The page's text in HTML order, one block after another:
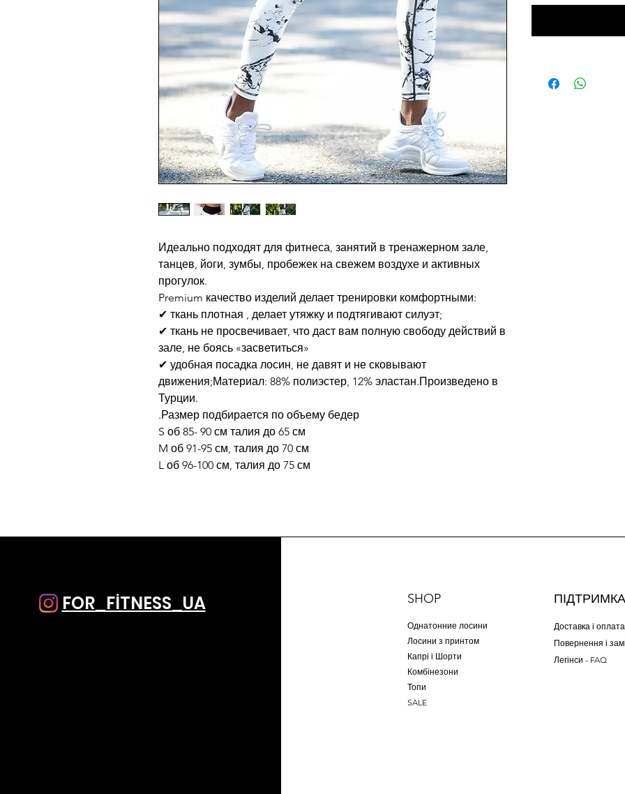
Идеально подходят для фитнеса, занятий в тренажерном зале,
танцев, йоги, зумбы, пробежек на свежем воздухе и активных
прогулок.
Premium качество изделий делает тренировки комфортными:
✔ ткань плотная , делает утяжку и подтягивают силуэт;
✔ ткань не просвечивает, что даст вам полную свободу действий в
зале, не боясь «засветиться»
✔ удобная посадка лосин, не давят и не сковывают
движения;Материал: 88% полиэстер, 12% эластан.Произведено в
Турции.
.Размер подбирается по объему бедер
S об 85- 90 см талия до 65 см
M об 91-95 см, талия до 70 см
L об 96-100 см, талия до 75 см
FOR_FİTNESS_UA SHOP
Однатонние лосини
Лосини з принтом
Капрі і Шорти
Комбінезони
Топи
SALE
ПІДТРИМКА
Доставка і оплата
Повернення і
Легінси - FAQ